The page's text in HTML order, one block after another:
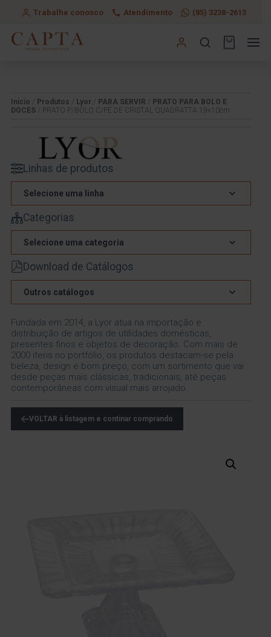
Trabalhe conosco Atendimento (85) 3238-2613
Início Produtos Lyor PARA SERVIR
PRATO PARA BOLO E
DOCES / PRATO P/BOLO C/PÉ DE CRISTAL QUADRATTA 19x10cm
Linhas de produtos
Selecione uma linha
Categorias
Selecione uma categoria
Download de Catálogos
Outros catálogos
Fundada em 2014, a Lyor atua na importação e
distribuição de artigos de utilidades domésticas,
presentes finos e objetos de decoração. Com mais de
2000 itens no portfólio, os produtos destacam-se pela
beleza, design e bom preço, com um sortimento que vai
desde peças mais clássicas, tradicionais, até peças
contemporâneas com visual mais arrojado.
VOLTAR à listagem e continar comprando